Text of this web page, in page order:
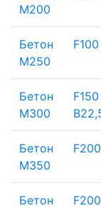
М200
Бетон
М250
Бетон
М300
Бетон
М350
Бетон